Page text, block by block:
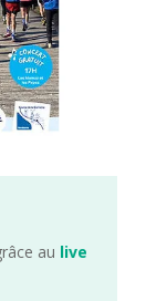
au live